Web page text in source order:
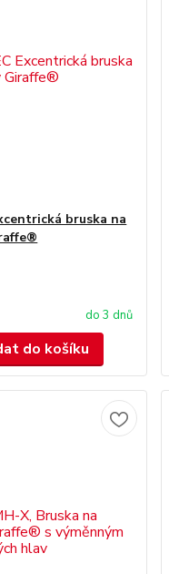
bruska na
do 3 dnů
do košíku